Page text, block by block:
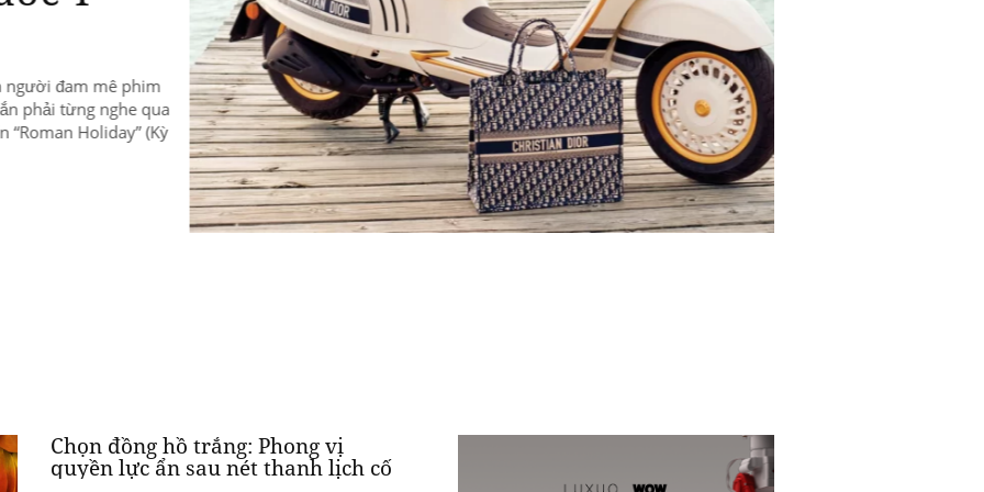
dòng Vespa. Với những đường nét mềm
mại và một chiếc ghế bọc da màu đỏ nổi
bật, 946 là hình […]
Chọn đồng hồ trắng: Phong vị
quyền lực ẩn sau nét thanh lịch cố